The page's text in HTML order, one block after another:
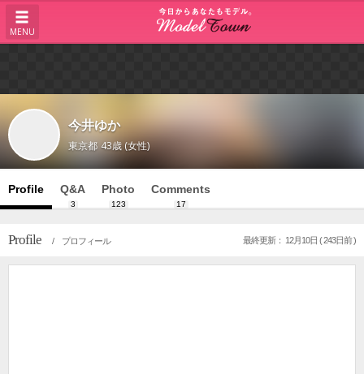
MENU
今井ゆか
東京都 43歳 (女性)
Profile Q&A
3
Photo
123
Comments
17
Profile / プロフィール 最終更新： 12月10日 ( 243日前 )